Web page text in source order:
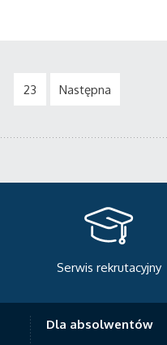
23 Następna
Akademia Małego Żaka
Dla absolwentów